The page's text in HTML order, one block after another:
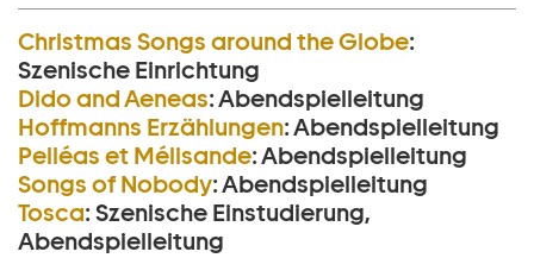
Christmas Songs around the Globe:
Szenische Einrichtung
Dido and Aeneas:Abendspielleitung
Hoffmanns Erzählungen:Abendspielleitung
Pelléas et Mélisande:Abendspielleitung
Songs of Nobody:Abendspielleitung
Tosca: Szenische Einstudierung,
Abendspielleitung